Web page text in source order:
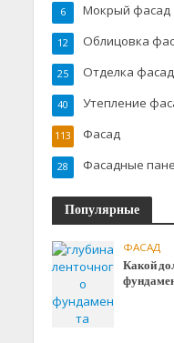
Мокрый фасад
6
Облицовка
12
Отделка
25
Утепление
40
Фасад
113
Фасадные
28
Популярные
ФАСАД
Какой